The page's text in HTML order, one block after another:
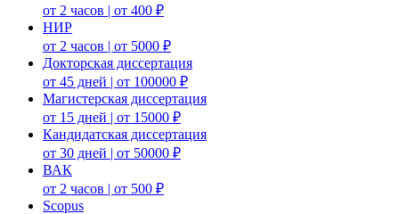
от 2 часов | от 400 ₽
НИР
от 2 часов | от 5000 ₽
Докторская диссертация
от 45 дней | от 100000 ₽
Магистерская диссертация
от 15 дней | от 15000 ₽
Кандидатская диссертация
от 30 дней | от 50000 ₽
ВАК
от 2 часов | от 500 ₽
Scopus